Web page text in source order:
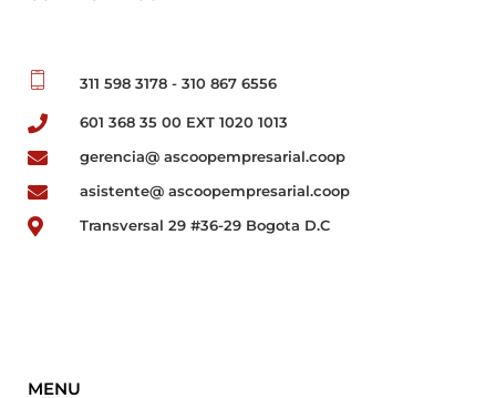
311 598 3178 - 310 867 6556
601 368 35 00 EXT 1020 1013
gerencia@ ascoopempresarial.coop
asistente@ ascoopempresarial.coop
Transversal 29 #36-29 Bogota D.C
MENU